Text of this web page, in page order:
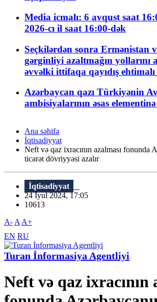
Media icmalı: 6 avqust saat
2026-cı il saat 16:00-dək
Seçkilərdən sonra Ermənistan
gərginliyi azaltmağın yollarını
əvvəlki ittifaqa qayıdış ehtimalı
Azərbaycan qazı Türkiyənin
ambisiyalarının əsas
Ana səhifə
İqtisadiyyat
Neft və qaz ixracının azalması fonunda
ticarət dövriyyəsi azalır
İqtisadiyyat
24 İyul 2024, 17:05
10613
A- A A+
EN RU
Turan İnformasiya Agentliyi
Neft və qaz ixracının